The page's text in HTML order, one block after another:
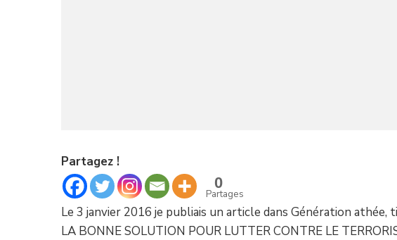
Partagez !
0
Partages
Le 3 janvier 2016 je publiais un article dans Génération
LA BONNE SOLUTION POUR LUTTER CONTRE LE